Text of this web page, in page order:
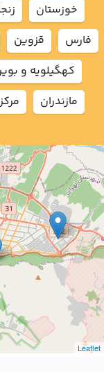
Leaflet
خوزستان
فارس
قزوين
كهگيلويه و
مازندران